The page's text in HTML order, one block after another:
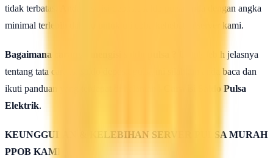
tidak terbatas. Anda bisa isi deposit saldo pulsa anda dengan angka
minimal terlebih dahulu untuk uji coba kehebatan server kami.
Bagaimana caranya mengisi saldo pulsa ?
Untuk lebih jelasnya
tentang tata cara isi saldo deposit pulsa ini silahkan anda baca dan
ikuti panduan yang terdapat di halaman :
Cara isi Saldo Pulsa
Elektrik.
KEUNGGULAN & KELEBIHAN SERVER PULSA MURAH
PPOB KAMI